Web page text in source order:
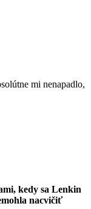
mi nenapadlo,
kedy sa Lenkin
nacvičiť